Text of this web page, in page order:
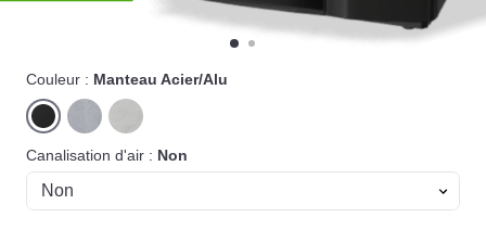
Couleur : Manteau Acier/Alu
Canalisation d'air : Non